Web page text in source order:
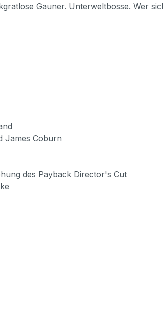
Gauner. Unterweltbosse. Wer
James Coburn
des Payback Director's Cut